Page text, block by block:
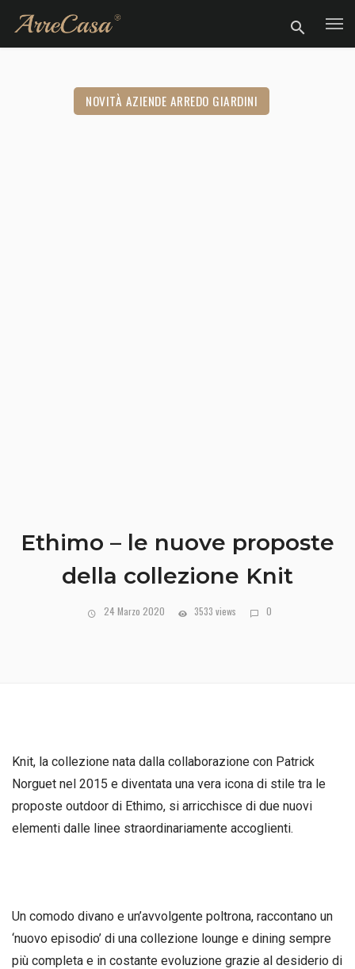
NOVITÀ AZIENDE ARREDO GIARDINI
Ethimo – le nuove proposte
della collezione Knit
24 Marzo 2020 3533 views 0
Knit, la collezione nata dalla collaborazione con Patrick
Norguet nel 2015 e diventata una vera icona di stile tra le
proposte outdoor di Ethimo, si arricchisce di due nuovi
elementi dalle linee straordinariamente accoglienti.
Un comodo divano e un’avvolgente poltrona, raccontano un
‘nuovo episodio’ di una collezione lounge e dining sempre
più completa e in costante evoluzione grazie al desiderio di